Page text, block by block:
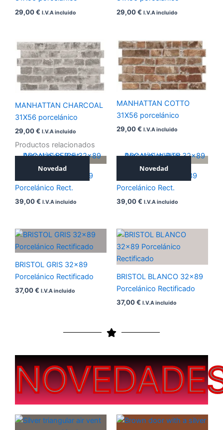
29,00€ I.V.A incluido 29,00€ I.V.A incluido
MANHATTAN CHARCOAL
31X56 porcelánico
29,00€ I.V.A incluido
MANHATTAN COTTO
31X56 porcelánico
29,00€ I.V.A incluido
Productos relacionados
Novedad
ARCALIS BEIGE 32×89
Porcelánico Rect.
39,00€ I.V.A incluido
Novedad
ARCALIS WHITE 32×89
Porcelánico Rect.
39,00€ I.V.A incluido
BRISTOL GRIS 32×89
Porcelánico Rectificado
37,00€ I.V.A incluido
BRISTOL BLANCO 32×89
Porcelánico Rectificado
37,00€ I.V.A incluido
Rango
Rango